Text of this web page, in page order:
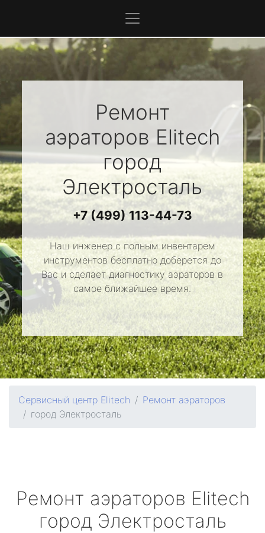
Ремонт
аэраторов Elitech
город
Электросталь
+7 (499) 113-44-73
Наш инженер с полным инвентарем
инструментов бесплатно доберется до
Вас и сделает диагностику аэраторов в
самое ближайшее время.
Сервисный центр Elitech
Ремонт аэраторов
город Электросталь
Ремонт аэраторов Elitech
город Электросталь